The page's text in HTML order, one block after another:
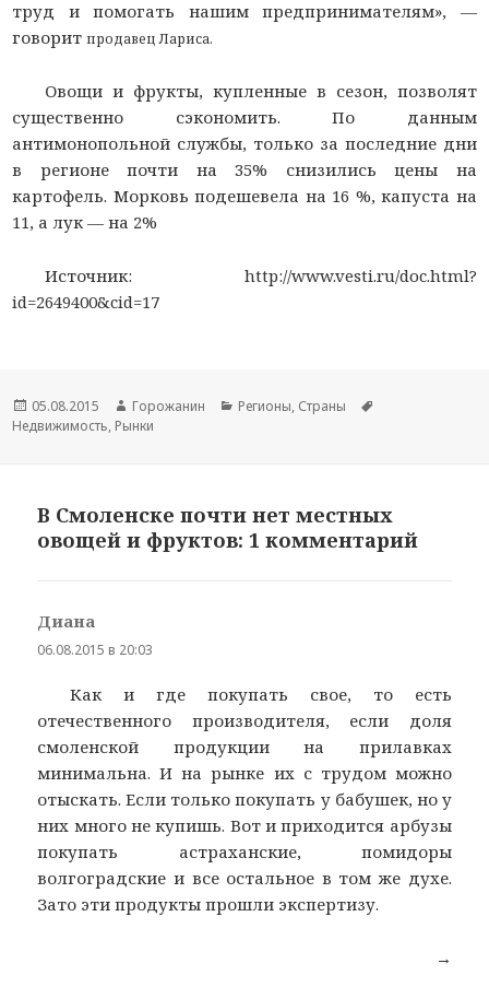
труд и помогать нашим предпринимателям», —
говоритпродавецЛариса.
Овощи и фрукты, купленные в сезон, позволят
существенно сэкономить. По данным
антимонопольной службы, только за последние дни
в регионе почти на 35% снизились цены на
картофель. Морковь подешевела на 16 %, капуста на
11, а лук — на 2%
Источник: http://www.vesti.ru/doc.html?
id=2649400&cid=17
Новость
опубликована
05.08.2015
Автор
новости
Горожанин
Раздел
Регионы, Страны
Недвижимость, Рынки
В Смоленске почти нет местных
овощей и фруктов: 1 комментарий
Диана
06.08.2015 в 20:03
Как и где покупать свое, то есть
отечественного производителя, если доля
смоленской продукции на прилавках
минимальна. И на рынке их с трудом можно
отыскать. Если только покупать у бабушек, но у
них много не купишь. Вот и приходится арбузы
покупать астраханские, помидоры
волгоградские и все остальное в том же духе.
Зато эти продукты прошли экспертизу.
→